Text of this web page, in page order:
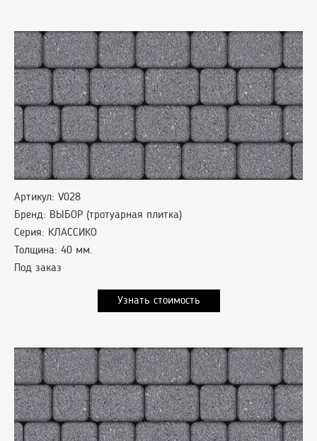
Артикул: V028
Бренд: ВЫБОР (тротуарная плитка)
Серия: КЛАССИКО
Толщина: 40 мм.
Под заказ
Узнать стоимость